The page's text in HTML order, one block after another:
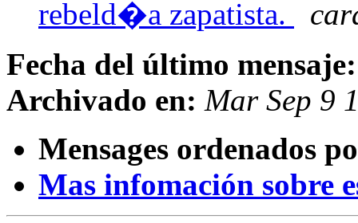
rebeld�a zapatista.
Fecha del último mensaje:
Archivado en: Mar Sep 9
Mensages ordenados
Mas infomación sobre